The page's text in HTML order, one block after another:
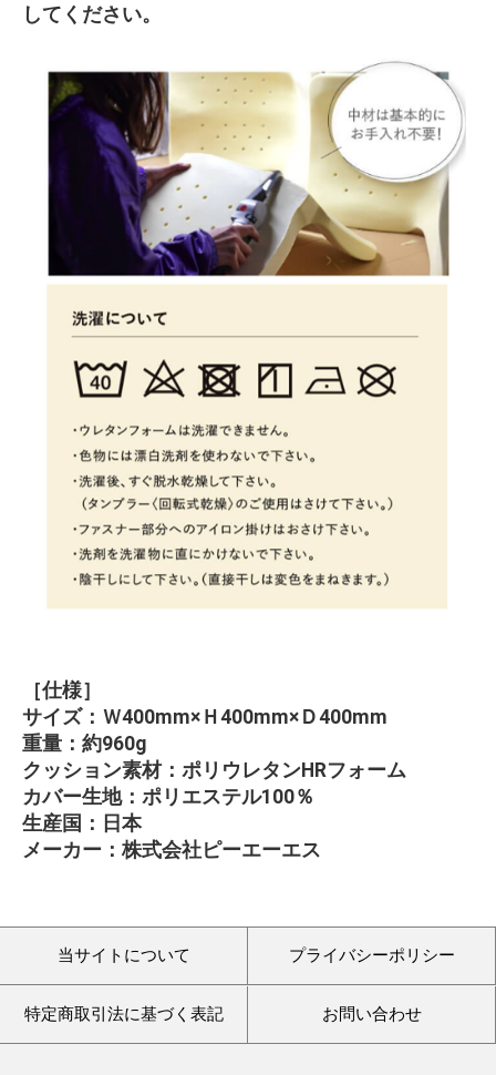
してください。
［仕様］
サイズ：Ｗ400mm×Ｈ400mm×Ｄ400mm
重量：約960g
クッション素材：ポリウレタンHRフォーム
カバー生地：ポリエステル100％
生産国：日本
メーカー：株式会社ピーエーエス
当サイトについて プライバシーポリシー
特定商取引法に基づく表記 お問い合わせ